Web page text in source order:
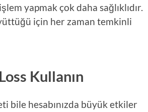
yapmak çok daha sağlıklıdır.
için her zaman temkinli
Kullanın
bile hesabınızda büyük etkiler